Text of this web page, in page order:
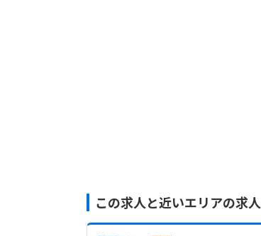
この求人と近いエリアの求人